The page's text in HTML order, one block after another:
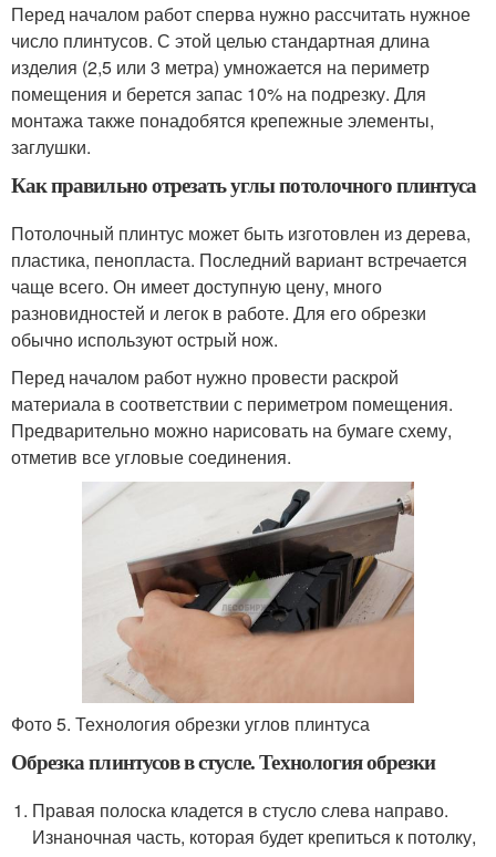
Перед началом работ сперва нужно рассчитать нужное
число плинтусов. С этой целью стандартная длина
изделия (2,5 или 3 метра) умножается на периметр
помещения и берется запас 10% на подрезку. Для
монтажа также понадобятся крепежные элементы,
заглушки.
Как правильно отрезать углы потолочного плинтуса
Потолочный плинтус может быть изготовлен из дерева,
пластика, пенопласта. Последний вариант встречается
чаще всего. Он имеет доступную цену, много
разновидностей и легок в работе. Для его обрезки
обычно используют острый нож.
Перед началом работ нужно провести раскрой
материала в соответствии с периметром помещения.
Предварительно можно нарисовать на бумаге схему,
отметив все угловые соединения.
Фото 5. Технология обрезки углов плинтуса
Обрезка плинтусов в стусле. Технология обрезки
Правая полоска кладется в стусло слева направо.
Изнаночная часть, которая будет крепиться к потолку,